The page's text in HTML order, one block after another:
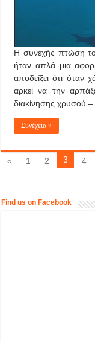
Η συνεχής πτώση
ήταν απλά μια
αποδείξει ότι όταν
αρκεί να την
διακίνησης χρυσού
Συνέχεια »
« 1 2 3 4
Find us on Facebook